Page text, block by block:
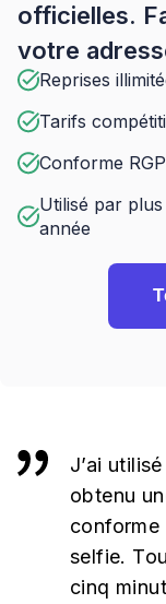
officielles.
votre
Reprises
Tarifs
Conforme
Utilisé par plus
année
J’ai
obtenu
conforme
selfie.
cinq